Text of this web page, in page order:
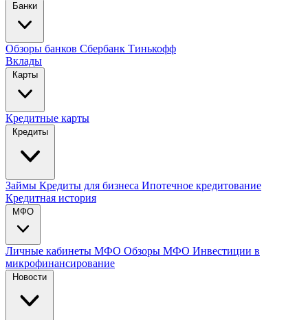
Банки
Обзоры банков Сбербанк Тинькофф
Вклады
Карты
Кредитные карты
Кредиты
Займы Кредиты для бизнеса Ипотечное кредитование
Кредитная история
МФО
Личные кабинеты МФО Обзоры МФО Инвестиции в
микрофинансирование
Новости